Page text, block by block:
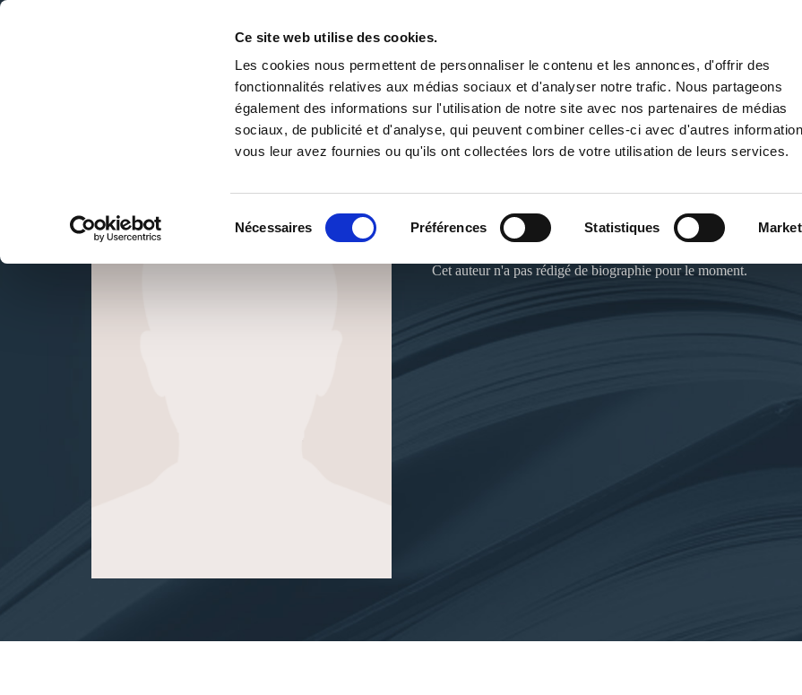
Ce site web utilise des cookies.
Les cookies nous permettent de personnaliser le contenu et les annonces, d'offrir des
fonctionnalités relatives aux médias sociaux et d'analyser notre trafic. Nous partageons
également des informations sur l'utilisation de notre site avec nos partenaires de médias
sociaux, de publicité et d'analyse, qui peuvent combiner celles-ci avec d'autres
vous leur avez fournies ou qu'ils ont collectées lors de votre utilisation de leurs services.
Nécessaires Préférences Statistiques
DE LA PAGE BLANCHE... AU BEST SELLER
PUBLIER UN LIVRE LIBRAIRIE
Patrice CRETIN
PATRICE CRETIN
Cet auteur n'a pas rédigé de biographie pour le moment.